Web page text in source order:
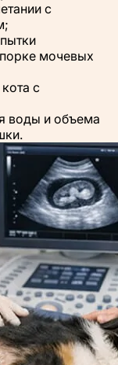
с
мочевых
с
воды и объема